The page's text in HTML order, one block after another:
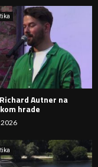
H
D
A
Autner na
hrade